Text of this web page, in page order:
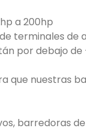
a 200hp
terminales de
por debajo
nuestras
barredoras